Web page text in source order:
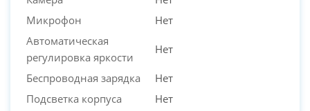
Микрофон
Нет
Автоматическая
регулировка яркости
Нет
Беспроводная зарядка
Нет
Подсветка корпуса
Нет